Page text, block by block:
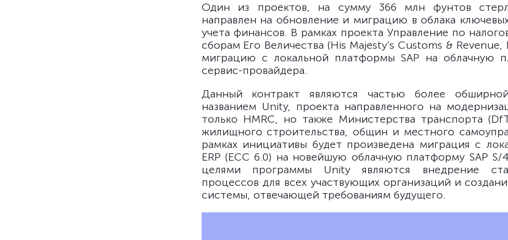
Один из проектов, на сумму 366 млн фунтов
направлен на обновление и миграцию в облака
учета финансов. В рамках проекта Управление по
сборам Его Величества (His Majesty’s Customs &
миграцию с локальной платформы SAP на облачную
сервис-провайдера.
Данный контракт являются частью более
названием Unity, проекта направленного на
только HMRC, но также Министерства транспорта
жилищного строительства, общин и местного
рамках инициативы будет произведена миграция с
ERP (ECC 6.0) на новейшую облачную платформу SAP
целями программы Unity являются внедрение
процессов для всех участвующих организаций и
системы, отвечающей требованиям будущего.